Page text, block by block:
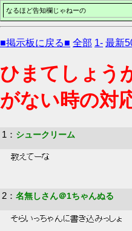
なるほど告知欄じゃねーの
■掲示板に戻る■ 全部 1- 最新
ひまてしょう
がない時の対
1 ： シュークリーム
教えてーな
2 ： 名無しさん＠1ちゃんぬる
そらいっちゃんに書き込みっしょ